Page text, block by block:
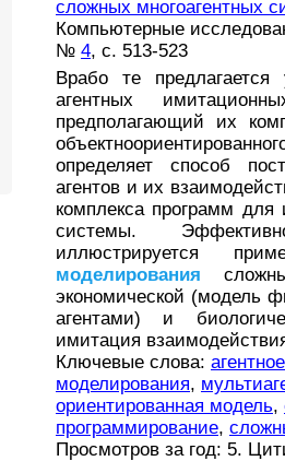
сложных многоагентных
Компьютерные
№ 4, с. 513-523
Врабо те предлагается
агентных
предполагающий их
определяет способ
агентов и их
комплекса программ
системы.
иллюстрируется
моделирования
экономической (модель
агентами) и
имитация
Ключевые слова:
моделирования,
ориентированная модель,
программирование,
Просмотров за год: 5.